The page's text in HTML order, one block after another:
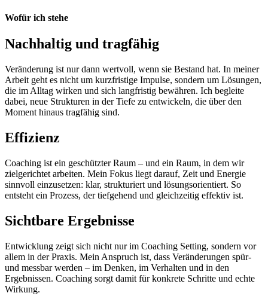
Wofür ich stehe
Nachhaltig und tragfähig
Veränderung ist nur dann wertvoll, wenn sie Bestand hat. In meiner
Arbeit geht es nicht um kurzfristige Impulse, sondern um Lösungen,
die im Alltag wirken und sich langfristig bewähren. Ich begleite
dabei, neue Strukturen in der Tiefe zu entwickeln, die über den
Moment hinaus tragfähig sind.
Effizienz
Coaching ist ein geschützter Raum – und ein Raum, in dem wir
zielgerichtet arbeiten. Mein Fokus liegt darauf, Zeit und Energie
sinnvoll einzusetzen: klar, strukturiert und lösungsorientiert. So
entsteht ein Prozess, der tiefgehend und gleichzeitig effektiv ist.
Sichtbare Ergebnisse
Entwicklung zeigt sich nicht nur im Coaching Setting, sondern vor
allem in der Praxis. Mein Anspruch ist, dass Veränderungen spür-
und messbar werden – im Denken, im Verhalten und in den
Ergebnissen. Coaching sorgt damit für konkrete Schritte und echte
Wirkung.